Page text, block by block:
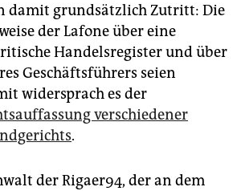
damit grundsätzlich Zutritt: Die
der Lafone über eine
Handelsregister und über
Geschäftsführers seien
widersprach es der
verschiedener
.
der Rigaer94, der an dem